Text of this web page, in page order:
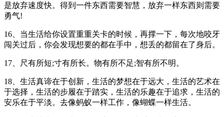
是放弃速度快。得到一件东西需要智慧，放弃一样东西则需要
勇气!
16、当生活给你设置重重关卡的时候，再撑一下，每次地咬牙
闯关过后，你会发现想要的都在手中，想丢的都留在了身后。
17、尺有所短;寸有所长。物有所不足;智有所不明。
18、生活真谛在于创新，生活的梦想在于远大，生活的艺术在
于选择，生活的步履在于踏实，生活的乐趣在于追求，生活的
安乐在于平淡。去像蚂蚁一样工作，像蝴蝶一样生活。